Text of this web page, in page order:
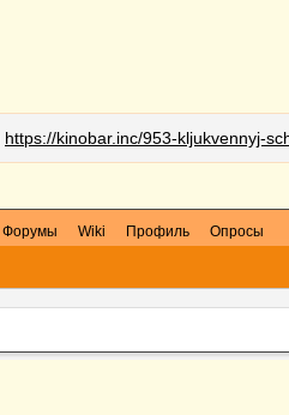
https://kinobar.inc/953-kljukvennyj-
Форумы Wiki Профиль
Опросы